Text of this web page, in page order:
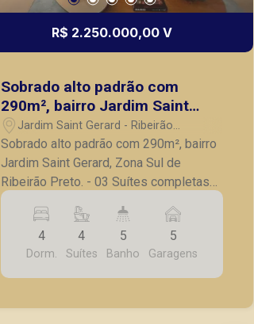
R$ 2.250.000,00 V
Sobrado alto padrão com
290m², bairro Jardim Saint
Gerard, Zona Sul de Ribeirão
Preto.
Jardim Saint Gerard - Ribeirão
Preto/SP
Sobrado alto padrão com 290m², bairro
Jardim Saint Gerard, Zona Sul de
Ribeirão Preto. - 03 Suítes completas
em armários; - Sendo 1 master com
sacada, closet e banheira; - 01 Suíte; -
Escritório; - Lavabo; - Sala 2 ambientes;
- Sala de TV; - Cozinha com área
gourmet; - Despensa; - Área de serviço;
4
Dorm.
4
Suítes
5
Banho
5
Garagens